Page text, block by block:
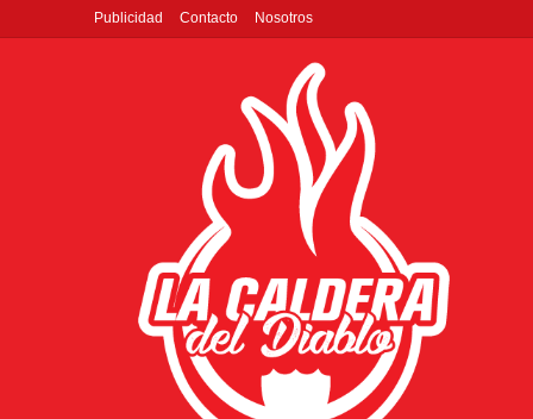
Publicidad Contacto Nosotros